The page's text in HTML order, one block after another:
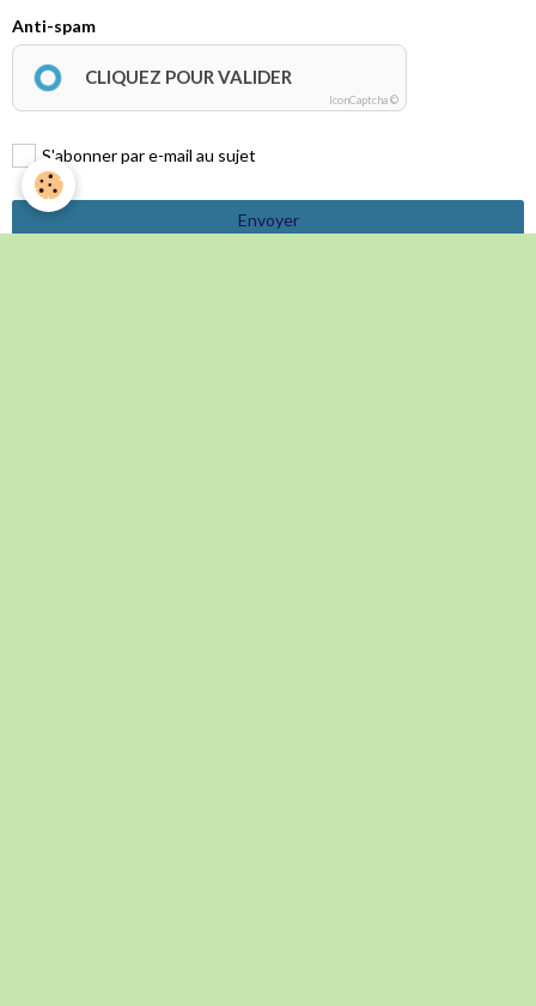
Anti-spam
CLIQUEZ POUR VALIDER
IconCaptcha ©
S'abonner par e-mail au sujet
Envoyer